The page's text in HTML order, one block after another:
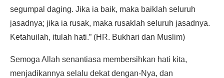
segumpal daging. Jika ia baik, maka baiklah seluruh
jasadnya; jika ia rusak, maka rusaklah seluruh jasadnya.
Ketahuilah, itulah hati.” (HR. Bukhari dan Muslim)
Semoga Allah senantiasa membersihkan hati kita,
menjadikannya selalu dekat dengan-Nya, dan